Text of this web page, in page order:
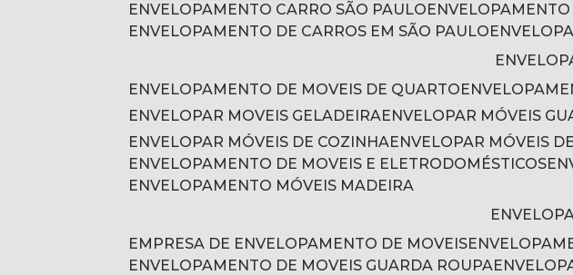
ENVELOPAMENTO CARRO SÃO PAULO
ENVELOPAMENTO DE CARROS EM SÃO PAULO
ENVELOPAMENTO DE MOVEIS DE QUARTO
ENVELOPAR MOVEIS GELADEIRA
ENVELOPAR MÓVEIS
ENVELOPAR MÓVEIS DE COZINHA
ENVELOPAR MÓVEIS
ENVELOPAMENTO DE MOVEIS E ELETRODOMÉSTICOS
ENVELOPAMENTO MÓVEIS MADEIRA
EMPRESA DE ENVELOPAMENTO DE MOVEIS
ENVELOPAMENTO DE MOVEIS GUARDA ROUPA